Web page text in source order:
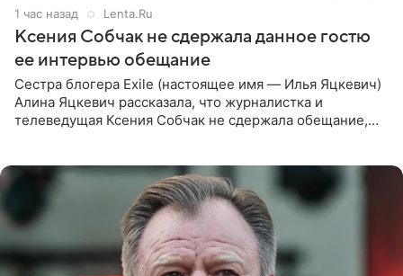
1 час назад Lenta.Ru
Ксения Собчак не сдержала данное гостю
ее интервью обещание
Сестра блогера Exile (настоящее имя — Илья Яцкевич)
Алина Яцкевич рассказала, что журналистка и
телеведущая Ксения Собчак не сдержала обещание,